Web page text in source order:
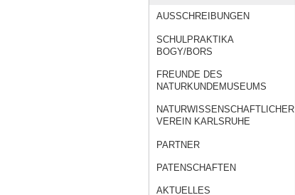
AUSSCHREIBUNGEN
SCHULPRAKTIKA
BOGY/BORS
FREUNDE DES
NATURKUNDEMUSEUMS
NATURWISSENSCHAFTLICHER
VEREIN KARLSRUHE
PARTNER
PATENSCHAFTEN
AKTUELLES